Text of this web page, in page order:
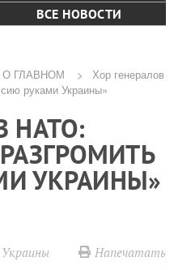
ВСЕ НОВОСТИ
ГЛАВНОМ
Хор генералов
руками Украины»
НАТО:
УКРАИНЫ»
Напечатать